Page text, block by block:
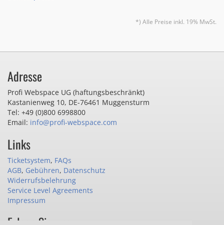
*) Alle Preise inkl. 19% MwSt.
Adresse
Profi Webspace UG (haftungsbeschränkt)
Kastanienweg 10, DE-76461 Muggensturm
Tel: +49 (0)800 6998800
Email: info@profi-webspace.com
Links
Ticketsystem, FAQs
AGB, Gebühren, Datenschutz
Widerrufsbelehrung
Service Level Agreements
Impressum